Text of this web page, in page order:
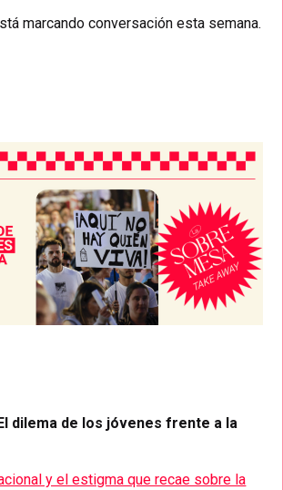
marcando conversación esta semana.
dilema de los jóvenes frente a la
y el estigma que recae sobre la